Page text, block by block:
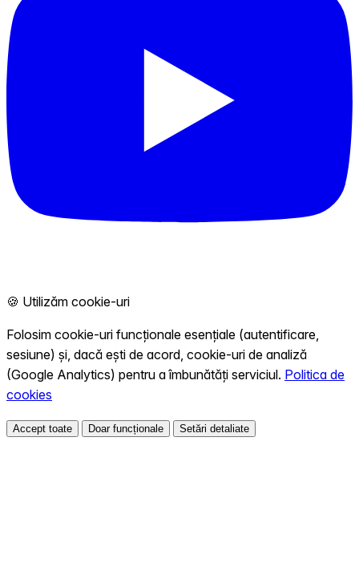
🍪 Utilizăm cookie-uri
Folosim cookie-uri funcționale esențiale (autentificare,
sesiune) și, dacă ești de acord, cookie-uri de analiză
(Google Analytics) pentru a îmbunătăți serviciul. Politica de
cookies
Accept toate Doar funcționale Setări detaliate